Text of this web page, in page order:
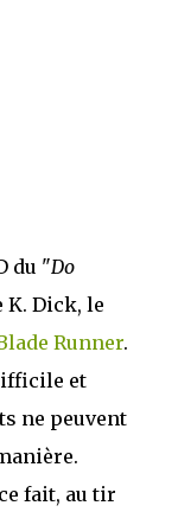
une ville qu’il
de la Ligue,
d...
du "Do
K. Dick, le
Runner.
et
ne peuvent
fait, au tir